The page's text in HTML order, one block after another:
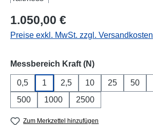
Regulärer Preis:
1.050,00 €
Preise exkl. MwSt. zzgl. Versandkosten
Messbereich Kraft (N)auswählen
0,5 1 2,5 10 25 50
500
1000 2500
Zum Merkzettel hinzufügen